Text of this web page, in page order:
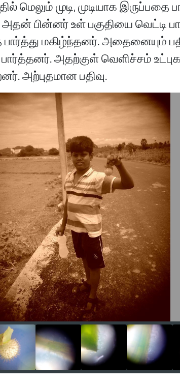
மெலும் முடி, முடியாக இருப்பதை
பின்னர் உள் பகுதியை வெட்டி
மகிழ்ந்தனர். அதைனையும்
பார்த்தனர். அதற்குள் வெளிச்சம்
அற்புதமான பதிவு.